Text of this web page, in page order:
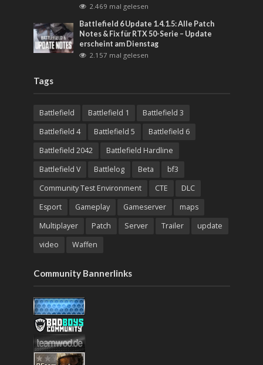
2.469 mal gelesen
Battlefield 6 Update 1.4.1.5: Alle Patch
Notes & Fix für RTX 50-Serie – Update
erscheint am Dienstag
2.157 mal gelesen
Tags
Battlefield Battlefield 1
Battlefield 3
Battlefield 4
Battlefield 5
Battlefield 6
Battlefield 2042
Battlefield Hardline
Battlefield V
Battlelog Beta
bf3
Community Test Environment
CTE
DLC
Esport
Gameplay Gameserver
maps
Multiplayer
Patch Server Trailer
update
video
Waffen
Community Bannerlinks